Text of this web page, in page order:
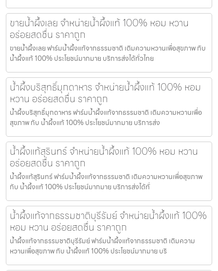
ขายน้ำผึ้งเลย จำหน่ายน้ำผึ้งแท้ 100% หอม หวาน
อร่อยสดชื่น ราคาถูก
ขายน้ำผึ้งเลย ฟาร์มน้ำผึ้งแท้จากธรรมชาติ เติมความหวานเพื่อสุขภาพ กับ
น้ำผึ้งแท้ 100% ประโยชน์มากมาย บริการส่งได้ทั่วไทย
น้ำผึ้งบริสุทธิ์มุกดาหาร จำหน่ายน้ำผึ้งแท้ 100% หอม
หวาน อร่อยสดชื่น ราคาถูก
น้ำผึ้งบริสุทธิ์มุกดาหาร ฟาร์มน้ำผึ้งแท้จากธรรมชาติ เติมความหวานเพื่อ
สุขภาพ กับ น้ำผึ้งแท้ 100% ประโยชน์มากมาย บริการส่ง
น้ำผึ้งแท้สุรินทร์ จำหน่ายน้ำผึ้งแท้ 100% หอม หวาน
อร่อยสดชื่น ราคาถูก
น้ำผึ้งแท้สุรินทร์ ฟาร์มน้ำผึ้งแท้จากธรรมชาติ เติมความหวานเพื่อสุขภาพ
กับ น้ำผึ้งแท้ 100% ประโยชน์มากมาย บริการส่งได้ทั่
น้ำผึ้งแท้จากธรรมชาติบุรีรัมย์ จำหน่ายน้ำผึ้งแท้ 100%
หอม หวาน อร่อยสดชื่น ราคาถูก
น้ำผึ้งแท้จากธรรมชาติบุรีรัมย์ ฟาร์มน้ำผึ้งแท้จากธรรมชาติ เติมความ
หวานเพื่อสุขภาพ กับ น้ำผึ้งแท้ 100% ประโยชน์มากมาย บริ